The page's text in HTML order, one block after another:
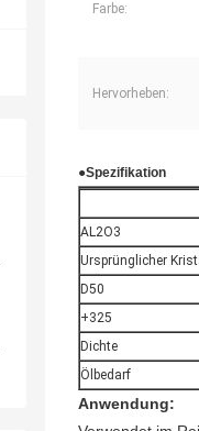
Farbe:
Hervorheben:
●Spezifikation
AL2O3
Ursprünglicher
D50
+325
Dichte
Ölbedarf
Anwendung: